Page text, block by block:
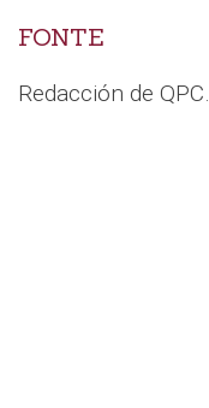
FONTE
Redacción de QPC.